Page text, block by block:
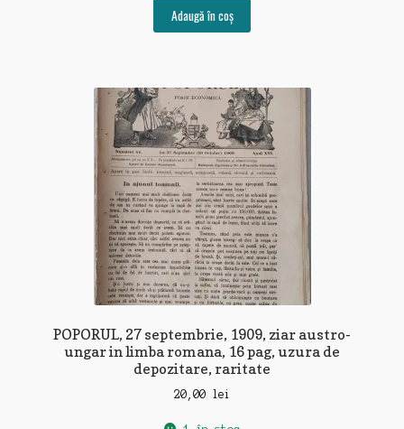
Adaugă în coș
POPORUL, 27 septembrie, 1909, ziar austro-
ungar in limba romana, 16 pag, uzura de
depozitare, raritate
20,00 lei